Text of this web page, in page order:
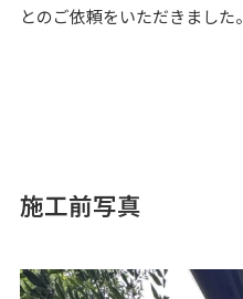
とのご依頼をいただきました。
施工前写真